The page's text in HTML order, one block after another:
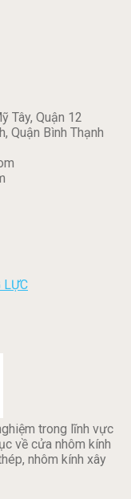
Tây, Quận 12
Quận Bình Thạnh
LỰC
trong lĩnh vực
về cửa nhôm kính
nhôm kính xây